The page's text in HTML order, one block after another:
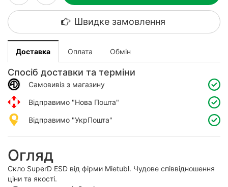
Швидке замовлення
Доставка Оплата Обмін
Спосіб доставки та терміни
Самовивіз з магазину
Відправимо "Нова Пошта"
Відправимо "УкрПошта"
Огляд
Скло SuperD ESD від фірми Mietubl. Чудове співвідношення
ціни та якості.